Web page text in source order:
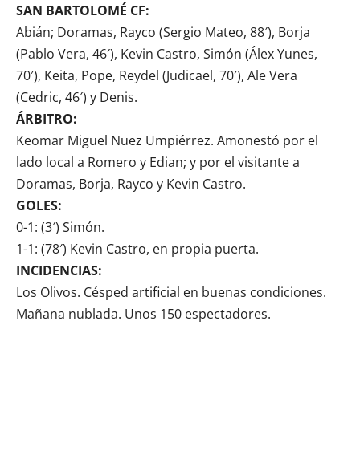
SAN BARTOLOMÉ CF:
Abián; Doramas, Rayco (Sergio Mateo, 88′), Borja
(Pablo Vera, 46′), Kevin Castro, Simón (Álex Yunes,
70′), Keita, Pope, Reydel (Judicael, 70′), Ale Vera
(Cedric, 46′) y Denis.
ÁRBITRO:
Keomar Miguel Nuez Umpiérrez. Amonestó por el
lado local a Romero y Edian; y por el visitante a
Doramas, Borja, Rayco y Kevin Castro.
GOLES:
0-1: (3′) Simón.
1-1: (78′) Kevin Castro, en propia puerta.
INCIDENCIAS:
Los Olivos. Césped artificial en buenas condiciones.
Mañana nublada. Unos 150 espectadores.